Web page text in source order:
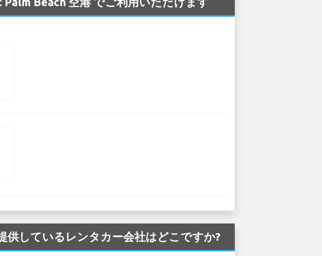
しているレンタカー会社はどこですか?